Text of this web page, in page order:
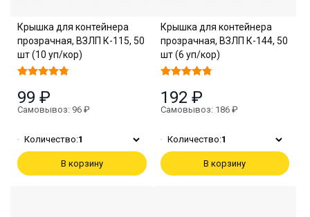
Крышка для контейнера
прозрачная, ВЗЛП К-115, 50
шт (10 уп/кор)
99 ₽
Самовывоз: 96 ₽
Количество:1
В корзину
Крышка для контейнера
прозрачная, ВЗЛП К-144, 50
шт (6 уп/кор)
192 ₽
Самовывоз: 186 ₽
Количество:1
В корзину